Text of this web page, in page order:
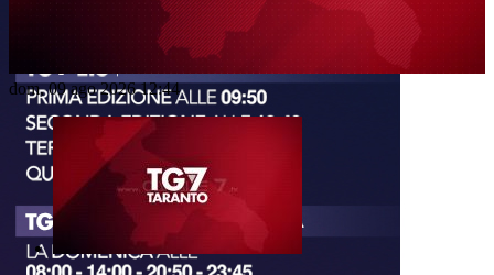
Video
dom, 09 ago 2026 12:44